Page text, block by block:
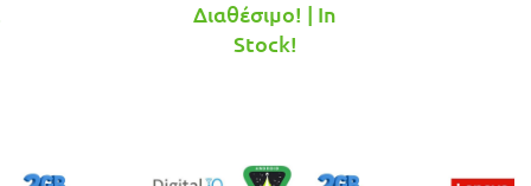
price
was:
Διαθέσιμο! | In
Stock!